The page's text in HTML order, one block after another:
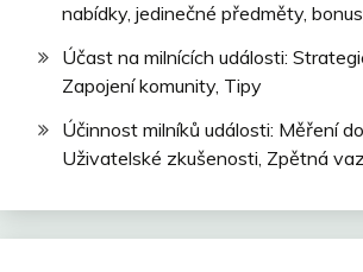
nabídky, jedinečné předměty,
Účast na milnících události:
Zapojení komunity, Tipy
Účinnost milníků události: Měření
Uživatelské zkušenosti, Zpětná